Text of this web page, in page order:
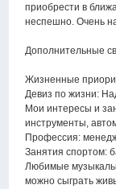
приобрести в
неспешно. Очень
Дополнительные
Жизненные
Девиз по жизни:
Мои интересы и
инструменты,
Профессия:
Занятия спортом:
Любимые
можно сыграть